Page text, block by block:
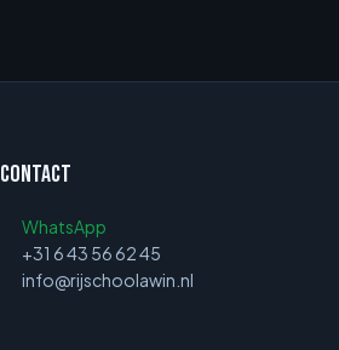
Contact
WhatsApp
+31 6 43 56 62 45
info@rijschoolawin.nl